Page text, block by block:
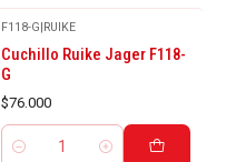
F118-G RUIKE
Cuchillo Ruike Jager F118-
G
$76.000
Cantidad